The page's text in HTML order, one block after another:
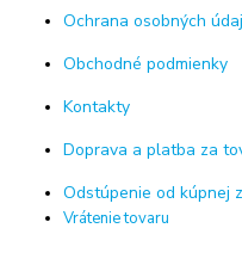
Ochrana osobných
Obchodné podmienky
Kontakty
Doprava a platba za
Odstúpenie od kúpnej
Vrátenie tovaru